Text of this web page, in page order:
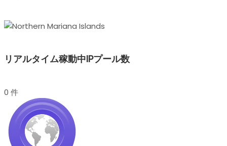
リアルタイム稼動中IPプール数
0 件